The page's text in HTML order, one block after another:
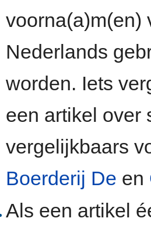
voorna(a)m(en)
Nederlands
worden. Iets
een artikel over
vergelijkbaars
Boerderij De en
Als een artikel